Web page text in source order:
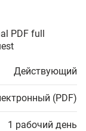
PDF full
Действующий
(PDF)
1 рабочий день